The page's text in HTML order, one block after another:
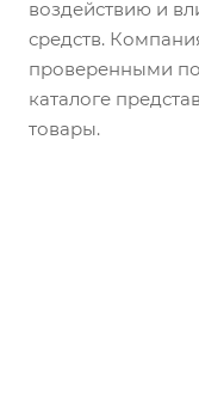
воздействию и
средств.
проверенными
каталоге
товары.